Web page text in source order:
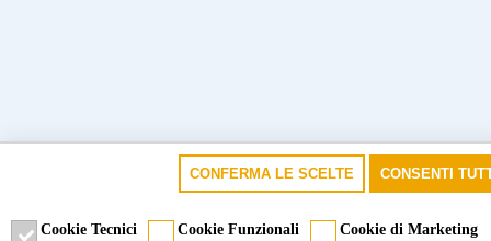
CONFERMA LE SCELTE CONSENTI
Cookie Tecnici Cookie Funzionali Cookie di Marketing